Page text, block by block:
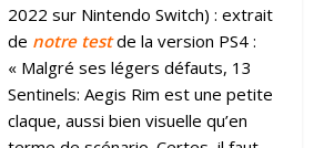
2022 sur Nintendo Switch) : extrait
de notre testde la version PS4 :
« Malgré ses légers défauts, 13
Sentinels: Aegis Rim est une petite
claque, aussi bien visuelle qu’en